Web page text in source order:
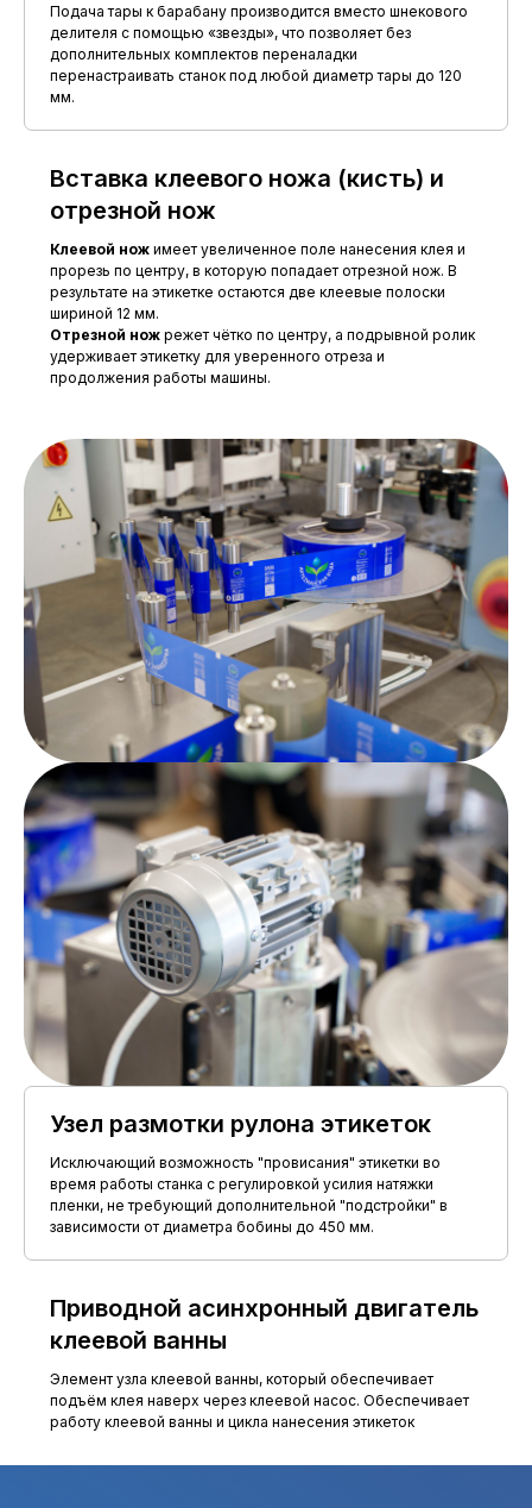
Подача тары к барабану производится вместо шнекового
делителя с помощью «звезды», что позволяет без
дополнительных комплектов переналадки
перенастраивать станок под любой диаметр тары до 120
мм.
Вставка клеевого ножа (кисть) и
отрезной нож
Клеевой нож имеет увеличенное поле нанесения клея и
прорезь по центру, в которую попадает отрезной нож. В
результате на этикетке остаются две клеевые полоски
шириной 12 мм.
Отрезной нож режет чётко по центру, а подрывной ролик
удерживает этикетку для уверенного отреза и
продолжения работы машины.
Узел размотки рулона этикеток
Исключающий возможность "провисания" этикетки во
время работы станка с регулировкой усилия натяжки
пленки, не требующий дополнительной "подстройки" в
зависимости от диаметра бобины до 450 мм.
Приводной асинхронный двигатель
клеевой ванны
Элемент узла клеевой ванны, который обеспечивает
подъём клея наверх через клеевой насос. Обеспечивает
работу клеевой ванны и цикла нанесения этикеток